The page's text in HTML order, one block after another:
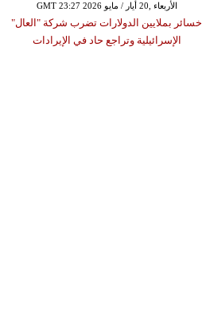
GMT 23:27 2026 الأربعاء ,20 أيار / مايو
خسائر بملايين الدولارات تضرب شركة "العال"
الإسرائيلية وتراجع حاد في الإيرادات